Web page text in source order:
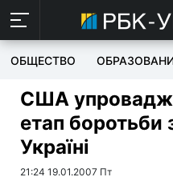
ОБЩЕСТВО
США
етап боротьби
Україні
21:24 19.01.2007 Пт